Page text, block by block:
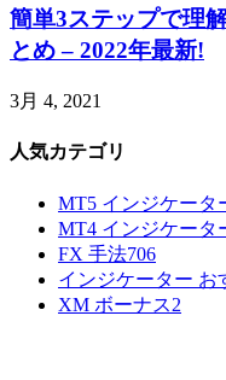
簡単3ステップで理
とめ – 2022年最新!
3月 4, 2021
人気カテゴリ
MT5 インジケータ
MT4 インジケータ
FX 手法706
インジケーター お
XM ボーナス2